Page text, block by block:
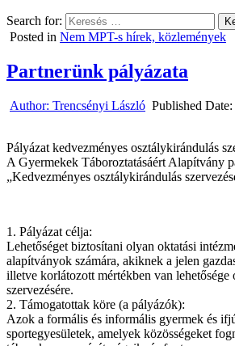
Search for:
Posted in Nem MPT-s hírek, közlemények
Partnerünk pályázata
Author: Trencsényi László Published Date:
Pályázat kedvezményes osztálykirándulás
A Gyermekek Táboroztatásáért Alapítvány
„Kedvezményes osztálykirándulás
1. Pályázat célja:
Lehetőséget biztosítani olyan oktatási
alapítványok számára, akiknek a jelen
illetve korlátozott mértékben van lehetősége
szervezésére.
2. Támogatottak köre (a pályázók):
Azok a formális és informális gyermek és
sportegyesületek, amelyek közösségeket